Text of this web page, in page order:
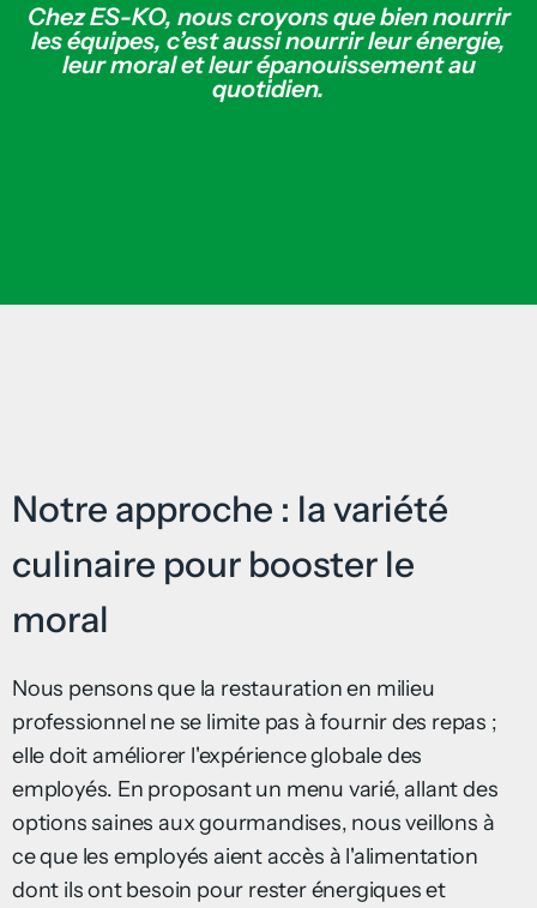
Chez ES-KO, nous croyons que bien nourrir
les équipes, c’est aussi nourrir leur énergie,
leur moral et leur épanouissement au
quotidien.
Notre approche : la variété
culinaire pour booster le
moral
Nous pensons que la restauration en milieu
professionnel ne se limite pas à fournir des repas ;
elle doit améliorer l'expérience globale des
employés. En proposant un menu varié, allant des
options saines aux gourmandises, nous veillons à
ce que les employés aient accès à l'alimentation
dont ils ont besoin pour rester énergiques et